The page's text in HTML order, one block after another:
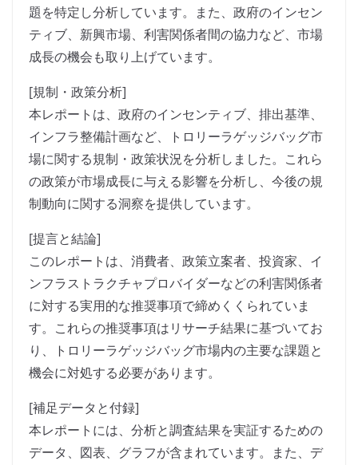
題を特定し分析しています。また、政府のインセン
ティブ、新興市場、利害関係者間の協力など、市場
成長の機会も取り上げています。
[規制・政策分析]
本レポートは、政府のインセンティブ、排出基準、
インフラ整備計画など、トロリーラゲッジバッグ市
場に関する規制・政策状況を分析しました。これら
の政策が市場成長に与える影響を分析し、今後の規
制動向に関する洞察を提供しています。
[提言と結論]
このレポートは、消費者、政策立案者、投資家、イ
ンフラストラクチャプロバイダーなどの利害関係者
に対する実用的な推奨事項で締めくくられていま
す。これらの推奨事項はリサーチ結果に基づいてお
り、トロリーラゲッジバッグ市場内の主要な課題と
機会に対処する必要があります。
[補足データと付録]
本レポートには、分析と調査結果を実証するための
データ、図表、グラフが含まれています。また、デ